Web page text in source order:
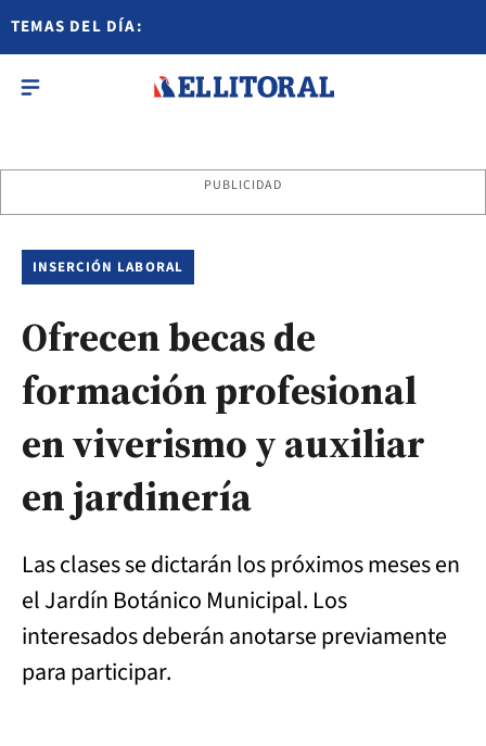
TEMAS DEL DÍA:
PUBLICIDAD
INSERCIÓN LABORAL
Ofrecen becas de
formación profesional
en viverismo y auxiliar
en jardinería
Las clases se dictarán los próximos meses en
el Jardín Botánico Municipal. Los
interesados deberán anotarse previamente
para participar.